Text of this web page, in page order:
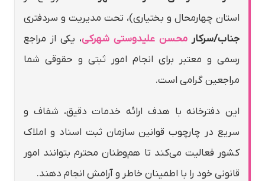
استان چهارمحال و بختياري)، تحت مدیریت و سردفتری
جناب/سرکار محسن عليدوستي شهركي، یکی از مراجع
رسمی و معتبر برای انجام امور ثبتی و حقوقی شما
مراجعین گرامی است.
این دفترخانه با هدف ارائه خدمات دقیق، شفاف و
سریع در چارچوب قوانین سازمان ثبت اسناد و املاک
کشور فعالیت می‌کند تا هم‌وطنان محترم بتوانند امور
قانونی خود را با اطمینان خاطر و آرامش انجام دهند.